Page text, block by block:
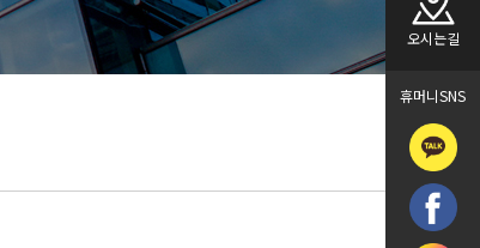
오시는길
휴머니SNS